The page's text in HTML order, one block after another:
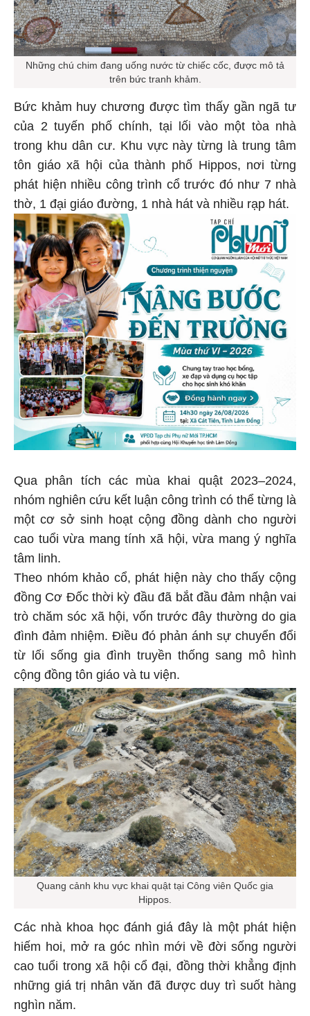
Những chú chim đang uống nước từ chiếc cốc, được mô tả
trên bức tranh khảm.
Bức khảm huy chương được tìm thấy gần ngã tư
của 2 tuyến phố chính, tại lối vào một tòa nhà
trong khu dân cư. Khu vực này từng là trung tâm
tôn giáo xã hội của thành phố Hippos, nơi từng
phát hiện nhiều công trình cổ trước đó như 7 nhà
thờ, 1 đại giáo đường, 1 nhà hát và nhiều rạp hát.
Qua phân tích các mùa khai quật 2023–2024,
nhóm nghiên cứu kết luận công trình có thể từng là
một cơ sở sinh hoạt cộng đồng dành cho người
cao tuổi vừa mang tính xã hội, vừa mang ý nghĩa
tâm linh.
Theo nhóm khảo cổ, phát hiện này cho thấy cộng
đồng Cơ Đốc thời kỳ đầu đã bắt đầu đảm nhận vai
trò chăm sóc xã hội, vốn trước đây thường do gia
đình đảm nhiệm. Điều đó phản ánh sự chuyển đổi
từ lối sống gia đình truyền thống sang mô hình
cộng đồng tôn giáo và tu viện.
Quang cảnh khu vực khai quật tại Công viên Quốc gia
Hippos.
Các nhà khoa học đánh giá đây là một phát hiện
hiếm hoi, mở ra góc nhìn mới về đời sống người
cao tuổi trong xã hội cổ đại, đồng thời khẳng định
những giá trị nhân văn đã được duy trì suốt hàng
nghìn năm.